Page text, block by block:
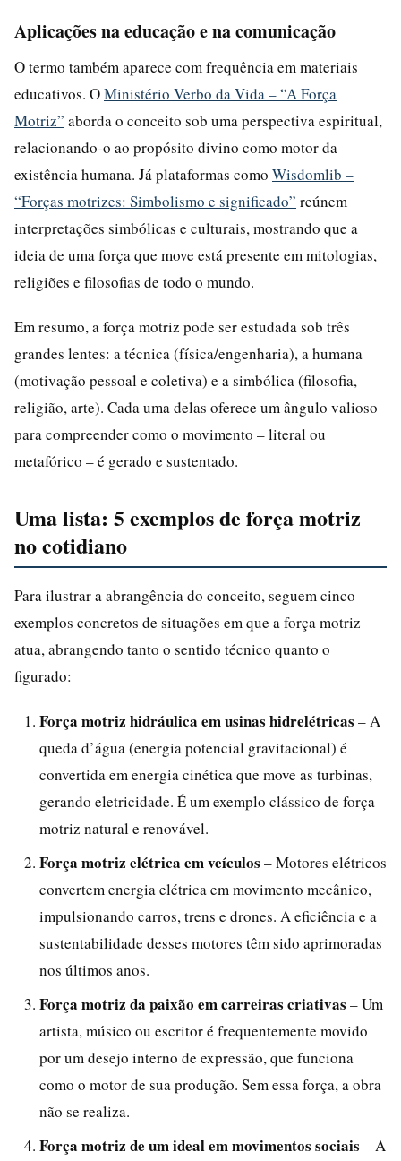
Aplicações na educação e na comunicação
O termo também aparece com frequência em materiais
educativos. OMinistério Verbo da Vida – “A Força
Motriz” aborda o conceito sob uma perspectiva espiritual,
relacionando-o ao propósito divino como motor da
existência humana. Já plataformas como Wisdomlib –
“Forças motrizes: Simbolismo e significado” reúnem
interpretações simbólicas e culturais, mostrando que a
ideia de uma força que move está presente em mitologias,
religiões e filosofias de todo o mundo.
Em resumo, a força motriz pode ser estudada sob três
grandes lentes: a técnica (física/engenharia), a humana
(motivação pessoal e coletiva) e a simbólica (filosofia,
religião, arte). Cada uma delas oferece um ângulo valioso
para compreender como o movimento – literal ou
metafórico – é gerado e sustentado.
Uma lista: 5 exemplos de força motriz
no cotidiano
Para ilustrar a abrangência do conceito, seguem cinco
exemplos concretos de situações em que a força motriz
atua, abrangendo tanto o sentido técnico quanto o
figurado:
Força motriz hidráulica em usinas hidrelétricas – A
queda d’água (energia potencial gravitacional) é
convertida em energia cinética que move as turbinas,
gerando eletricidade. É um exemplo clássico de força
motriz natural e renovável.
Força motriz elétrica em veículos – Motores elétricos
convertem energia elétrica em movimento mecânico,
impulsionando carros, trens e drones. A eficiência e a
sustentabilidade desses motores têm sido aprimoradas
nos últimos anos.
Força motriz da paixão em carreiras criativas – Um
artista, músico ou escritor é frequentemente movido
por um desejo interno de expressão, que funciona
como o motor de sua produção. Sem essa força, a obra
não se realiza.
Força motriz de um ideal em movimentos sociais – A